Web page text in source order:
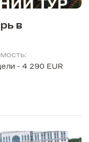
в
- 4 290 EUR